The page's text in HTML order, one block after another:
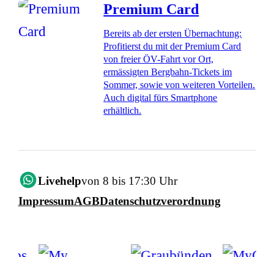
Premium Card
Bereits ab der ersten Übernachtung:
Profitierst du mit der Premium Card
von freier ÖV-Fahrt vor Ort,
ermässigten Bergbahn-Tickets im
Sommer, sowie von weiteren Vorteilen.
Auch digital fürs Smartphone
erhältlich.
Livehelpvon 8 bis 17:30 Uhr
ImpressumAGBDatenschutzverordnung